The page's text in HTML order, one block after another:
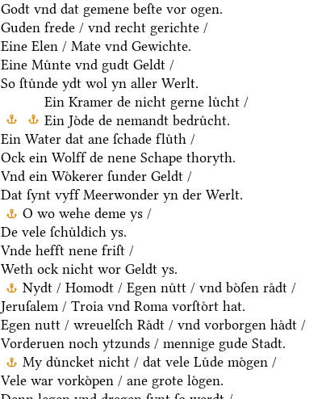
Godt vnd dat gemene beſte vor ogen.
Guden frede / vnd recht gerichte /
Eine Elen / Mate vnd Gewichte.
Eine Muͤnte vnd gudt Geldt /
So ſtuͤnde ydt wol yn aller Werlt.
Ein Kramer de nicht gerne luͤcht /
Ein Joͤde de nemandt bedruͤcht.
Ein Water dat ane ſchade fluͤth /
Ock ein Wolff de nene Schape thoryth.
Vnd ein Woͤkerer ſunder Geldt /
Dat ſynt vyff Meerwonder yn der Werlt.
O wo wehe deme ys /
De vele ſchuͤldich ys.
Vnde hefft nene friſt /
Weth ock nicht wor Geldt ys.
Nydt / Homodt / Egen nuͤtt / vnd boͤſen raͤdt /
Jeruſalem / Troia vnd Roma vorſtoͤrt hat.
Egen nutt / wreuelſch Raͤdt / vnd vorborgen haͤdt /
Vorderuen noch ytzunds / mennige gude Stadt.
My duͤncket nicht / dat vele Luͤde moͤgen /
Vele war vorkoͤpen / ane grote loͤgen.